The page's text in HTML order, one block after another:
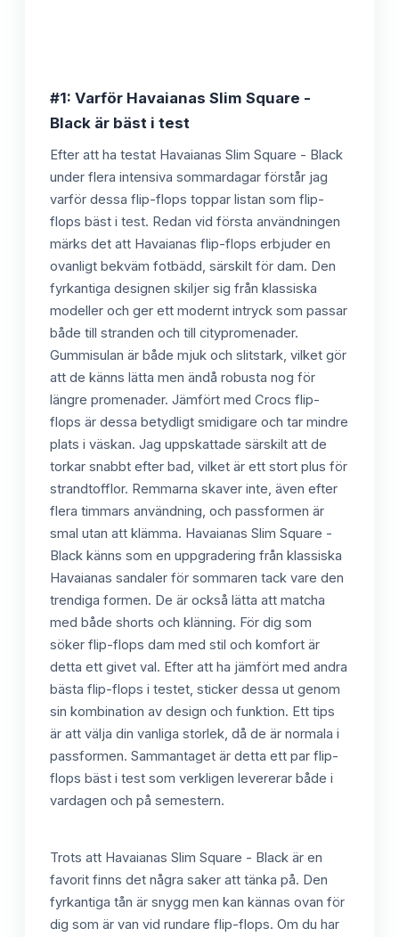
#1: Varför Havaianas Slim Square -
Black är bäst i test
Efter att ha testat Havaianas Slim Square - Black
under flera intensiva sommardagar förstår jag
varför dessa flip-flops toppar listan som flip-
flops bäst i test. Redan vid första användningen
märks det att Havaianas flip-flops erbjuder en
ovanligt bekväm fotbädd, särskilt för dam. Den
fyrkantiga designen skiljer sig från klassiska
modeller och ger ett modernt intryck som passar
både till stranden och till citypromenader.
Gummisulan är både mjuk och slitstark, vilket gör
att de känns lätta men ändå robusta nog för
längre promenader. Jämfört med Crocs flip-
flops är dessa betydligt smidigare och tar mindre
plats i väskan. Jag uppskattade särskilt att de
torkar snabbt efter bad, vilket är ett stort plus för
strandtofflor. Remmarna skaver inte, även efter
flera timmars användning, och passformen är
smal utan att klämma. Havaianas Slim Square -
Black känns som en uppgradering från klassiska
Havaianas sandaler för sommaren tack vare den
trendiga formen. De är också lätta att matcha
med både shorts och klänning. För dig som
söker flip-flops dam med stil och komfort är
detta ett givet val. Efter att ha jämfört med andra
bästa flip-flops i testet, sticker dessa ut genom
sin kombination av design och funktion. Ett tips
är att välja din vanliga storlek, då de är normala i
passformen. Sammantaget är detta ett par flip-
flops bäst i test som verkligen levererar både i
vardagen och på semestern.
Trots att Havaianas Slim Square - Black är en
favorit finns det några saker att tänka på. Den
fyrkantiga tån är snygg men kan kännas ovan för
dig som är van vid rundare flip-flops. Om du har